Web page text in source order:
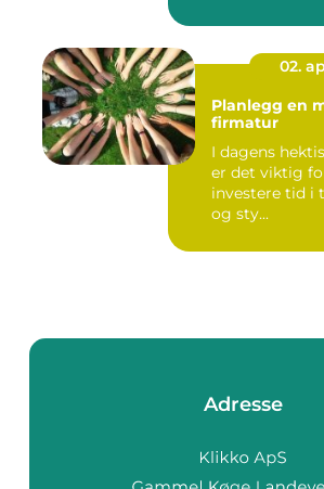
02.
Planlegg en
firmatur
I dagens
er det viktig
investere tid i
og sty...
Adresse